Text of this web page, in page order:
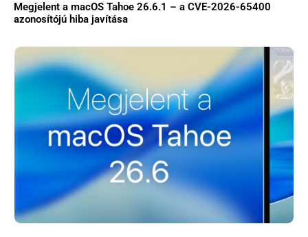
Megjelent a macOS Tahoe 26.6.1 – a CVE-2026-65400
azonosítójú hiba javítása